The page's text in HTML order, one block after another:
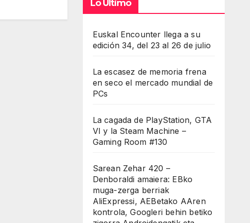
Lo Último
Euskal Encounter llega a su
edición 34, del 23 al 26 de julio
La escasez de memoria frena
en seco el mercado mundial de
PCs
La cagada de PlayStation, GTA
VI y la Steam Machine –
Gaming Room #130
Sarean Zehar 420 –
Denboraldi amaiera: EBko
muga-zerga berriak
AliExpressi, AEBetako AAren
kontrola, Googleri behin betiko